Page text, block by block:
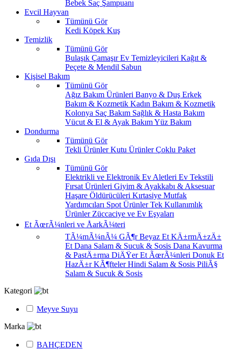
Bebek Saç Şampuanı
Evcil Hayvan
Tümünü Gör
Kedi Köpek Kuş
Temizlik
Tümünü Gör
Bulaşık ÇamaşırEv Temizleyicileri Kağıt &
Peçete & Mendil Sabun
Kişisel Bakım
Tümünü Gör
Ağız Bakım Ürünleri Banyo & Duş Erkek
Bakım & Kozmetik Kadın Bakım & Kozmetik
Kolonya Saç Bakım Sağlık & Hasta Bakım
Vücut & El & Ayak BakımYüz Bakım
Dondurma
Tümünü Gör
Tekli ÜrünlerKutu ÜrünlerÇoklu Paket
Gıda Dışı
Tümünü Gör
Elektrikli ve Elektronik Ev Aletleri Ev Tekstili
Fırsat Ürünleri Giyim & Ayakkabı & Aksesuar
Haşare Öldürücüleri Kırtasiye Mutfak
Yardımcıları Spot ÜrünlerTek Kullanımlık
Ürünler Züccaciye ve Ev Eşyaları
Et ÃœrÃ¼nleri ve ÅarkÃ¼teri
TÃ¼mÃ¼nÃ¼ GÃ¶rBeyaz Et KÄ±rmÄ±zÄ±
Et Dana Salam & Sucuk & Sosis Dana Kavurma
& PastÄ±rma DiÄŸer Et ÃœrÃ¼nleri Donuk Et
HazÄ±r KÃ¶ftelerHindi Salam & Sosis PiliÃ§
Salam & Sucuk & Sosis
Kategori
Meyve Suyu
Marka
BAHÇEDEN